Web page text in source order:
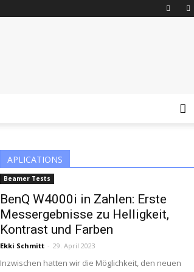
APLICATIONS
Beamer Tests
BenQ W4000i in Zahlen: Erste
Messergebnisse zu Helligkeit,
Kontrast und Farben
Ekki Schmitt - 29. April 2023
Inzwischen hatten wir die Möglichkeit, den neuen